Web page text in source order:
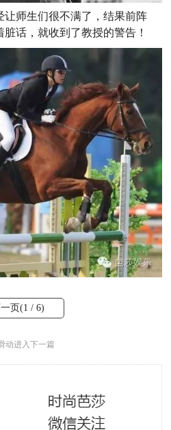
让师生们很不满了，结果前阵
话，就收到了教授的警告！
页(1 / 6)
动进入下一篇